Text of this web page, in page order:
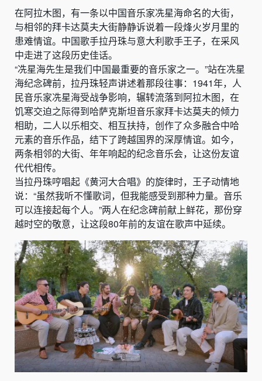
在阿拉木图，有一条以中国音乐家冼星海命名的大街，
与相邻的拜卡达莫夫大街静静诉说着一段烽火岁月里的
患难情谊。中国歌手拉丹珠与意大利歌手王子，在采风
中走进了这段历史佳话。
“冼星海先生是我们中国最重要的音乐家之一。”站在冼星
海纪念碑前，拉丹珠轻声讲述着那段往事：1941年，人
民音乐家冼星海受战争影响，辗转流落到阿拉木图，在
饥寒交迫之际得到哈萨克斯坦音乐家拜卡达莫夫的倾力
相助，二人以乐相交、相互扶持，创作了众多融合中哈
元素的音乐作品，结下了跨越国界的深厚情谊。如今，
两条相邻的大街、年年响起的纪念音乐会，让这份友谊
代代相传。
当拉丹珠哼唱起《黄河大合唱》的旋律时，王子动情地
说：“虽然我听不懂歌词，但我能感受到那种力量。音乐
可以连接起每个人。”两人在纪念碑前献上鲜花，那份穿
越时空的敬意，让这段80年前的友谊在歌声中延续。